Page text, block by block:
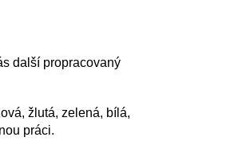
další propracovaný
žlutá, zelená, bílá,
práci.